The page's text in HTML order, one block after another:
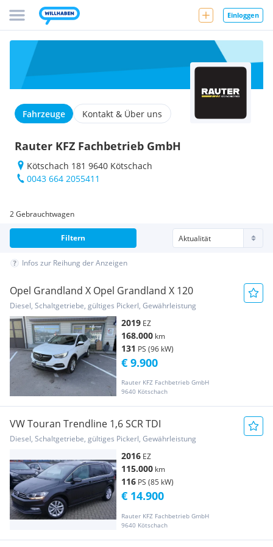
Einloggen
Fahrzeuge Kontakt & Über uns
Rauter KFZ Fachbetrieb GmbH
Kötschach 181 9640 Kötschach
0043 664 2055411
2 Gebrauchtwagen
Filtern
Infos zur Reihung der Anzeigen
Opel Grandland X Opel Grandland X 120
Diesel, Schaltgetriebe, gültiges Pickerl, Gewährleistung
2019 EZ
168.000 km
131 PS (96 kW)
Rauter KFZ Fachbetrieb GmbH
9640 Kötschach
€ 9.900
VW Touran Trendline 1,6 SCR TDI
Diesel, Schaltgetriebe, gültiges Pickerl, Gewährleistung
2016 EZ
115.000 km
116 PS (85 kW)
Rauter KFZ Fachbetrieb GmbH
9640 Kötschach
€ 14.900